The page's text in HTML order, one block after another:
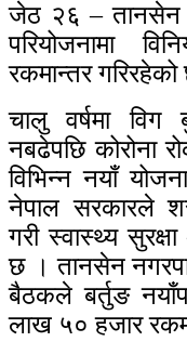
जेठ २६ – तानसेन
परियोजनामा
रकमान्तर
चालु वर्षमा विग
नबढेपछि कोरोना
विभिन्न नयाँ
नेपाल सरकारले
गरी स्वास्थ्य
छ । तानसेन
बैठकले बर्तुङ
लाख ५० हजार